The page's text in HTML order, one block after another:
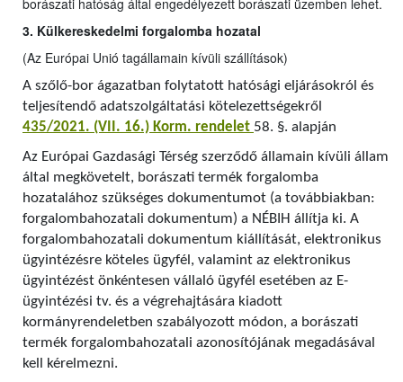
borászati hatóság által engedélyezett borászati üzemben lehet.
3. Külkereskedelmi forgalomba hozatal
(Az Európai Unió tagállamain kívüli szállítások)
A szőlő-bor ágazatban folytatott hatósági eljárásokról és
teljesítendő adatszolgáltatási kötelezettségekről
435/2021. (VII. 16.) Korm. rendelet 58. §. alapján
Az Európai Gazdasági Térség szerződő államain kívüli állam
által megkövetelt, borászati termék forgalomba
hozatalához szükséges dokumentumot (a továbbiakban:
forgalombahozatali dokumentum) a NÉBIH állítja ki. A
forgalombahozatali dokumentum kiállítását, elektronikus
ügyintézésre köteles ügyfél, valamint az elektronikus
ügyintézést önkéntesen vállaló ügyfél esetében az E-
ügyintézési tv. és a végrehajtására kiadott
kormányrendeletben szabályozott módon, a borászati
termék forgalombahozatali azonosítójának megadásával
kell kérelmezni.